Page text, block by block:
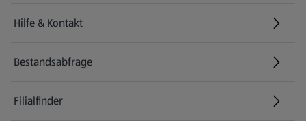
Hilfe & Kontakt
(öffnet in einem neuen Tab)
Bestandsabfrage
(öffnet in einem neuen Tab)
Filialfinder